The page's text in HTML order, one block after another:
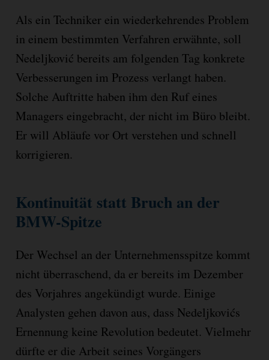
Als ein Techniker ein wiederkehrendes Problem
in einem bestimmten Verfahren erwähnte, soll
Nedeljković bereits am folgenden Tag konkrete
Verbesserungen im Prozess verlangt haben.
Solche Auftritte haben ihm den Ruf eines
Managers eingebracht, der nicht im Büro bleibt.
Er will Abläufe vor Ort verstehen und schnell
korrigieren.
Kontinuität statt Bruch an der
BMW-Spitze
Der Wechsel an der Unternehmensspitze kommt
nicht überraschend, da er bereits im Dezember
des Vorjahres angekündigt wurde. Einige
Analysten gehen davon aus, dass Nedeljkovićs
Ernennung keine Revolution bedeutet. Vielmehr
dürfte er die Arbeit seines Vorgängers